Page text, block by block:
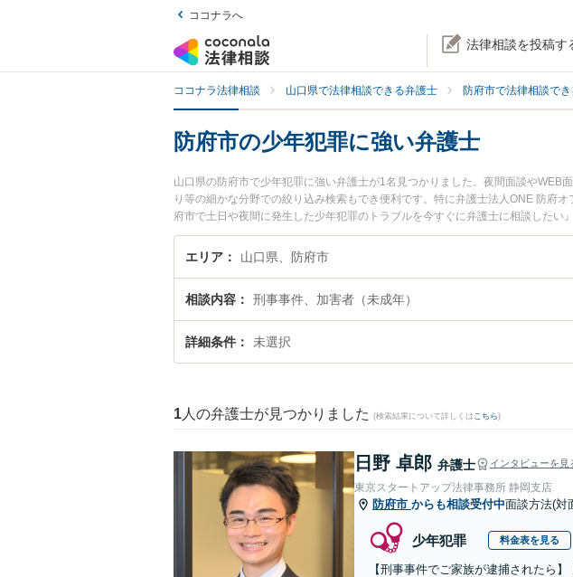
ココナラへ
法律相談を投稿す
ココナラ法律相談 山口県で法律相談できる弁護士 防府市で法律相談で
防府市の少年犯罪に強い弁護士
山口県の防府市で少年犯罪に強い弁護士が1名見つかりました。夜間面談や
り等の細かな分野での絞り込み検索もでき便利です。特に弁護士法人ONE 防府
府市で土日や夜間に発生した少年犯罪のトラブルを今すぐに弁護士に相談した
を法律相談できる防府市内の弁護士に相談予約したい』などでお困りの相談者さ
エリア 山口県、防府市
相談内容 刑事事件、加害者（未成年）
詳細条件 未選択
1 人の弁護士が見つかりました (検索結果について詳しくは こちら)
日野 卓郎 弁護士 インタビューを見
東京スタートアップ法律事務所 静岡支店
防府市 からも相談受付中面談方法(対
少年犯罪 料金表を見る
【刑事事件でご家族が逮捕されたら